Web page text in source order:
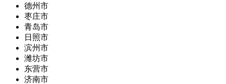
德州市
枣庄市
青岛市
日照市
滨州市
潍坊市
东营市
济南市